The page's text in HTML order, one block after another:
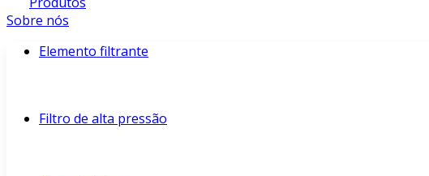
Sobre nós
Elemento filtrante
Filtro de alta pressão